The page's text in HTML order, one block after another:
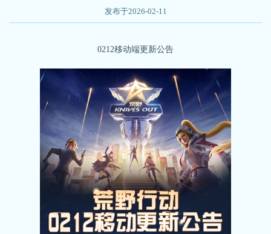
发布于2026-02-11
0212移动端更新公告